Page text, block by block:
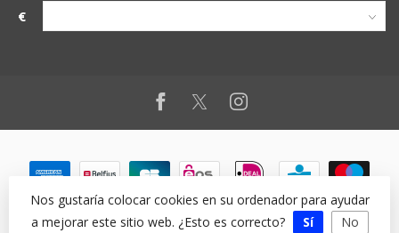
€
Nos gustaría colocar cookies en su ordenador para ayudar
a mejorar este sitio web. ¿Esto es correcto?
Sí No